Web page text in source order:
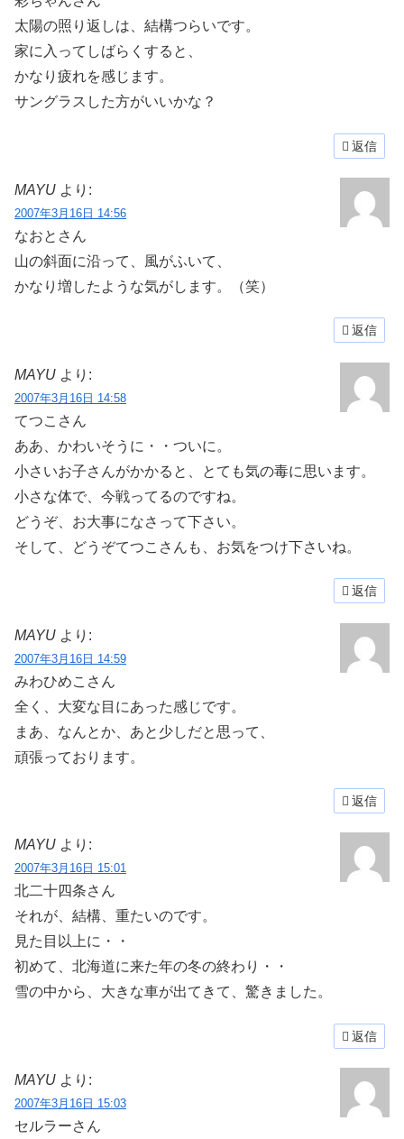
太陽の照り返しは、結構つらいです。
家に入ってしばらくすると、
かなり疲れを感じます。
サングラスした方がいいかな？
返信
MAYU より:
2007年3月16日 14:56
なおとさん
山の斜面に沿って、風がふいて、
かなり増したような気がします。（笑）
返信
MAYU より:
2007年3月16日 14:58
てつこさん
ああ、かわいそうに・・ついに。
小さいお子さんがかかると、とても気の毒に思います。
小さな体で、今戦ってるのですね。
どうぞ、お大事になさって下さい。
そして、どうぞてつこさんも、お気をつけ下さいね。
返信
MAYU より:
2007年3月16日 14:59
みわひめこさん
全く、大変な目にあった感じです。
まあ、なんとか、あと少しだと思って、
頑張っております。
返信
MAYU より:
2007年3月16日 15:01
北二十四条さん
それが、結構、重たいのです。
見た目以上に・・
初めて、北海道に来た年の冬の終わり・・
雪の中から、大きな車が出てきて、驚きました。
返信
MAYU より:
2007年3月16日 15:03
セルラーさん